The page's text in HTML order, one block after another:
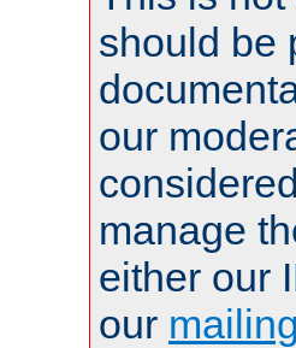
should be
our
manage
either our
our